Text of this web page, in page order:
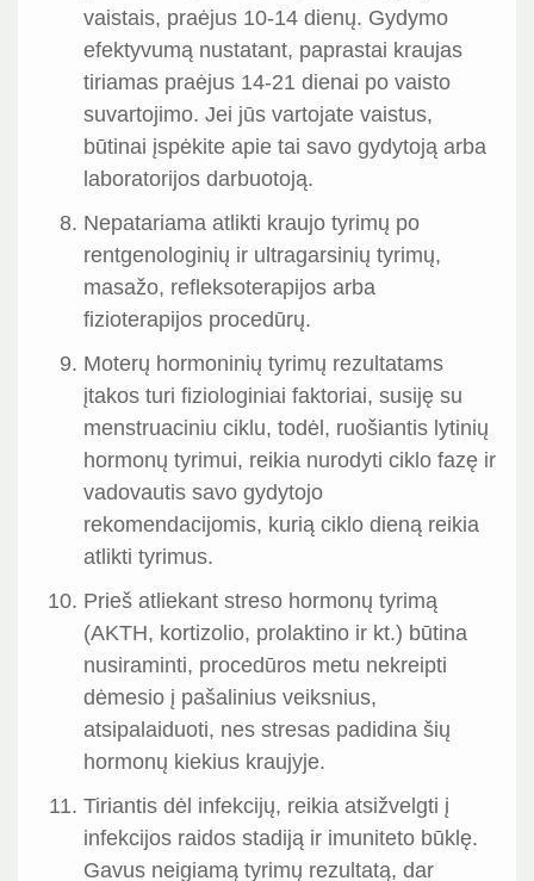
vaistais, praėjus 10-14 dienų. Gydymo
efektyvumą nustatant, paprastai kraujas
tiriamas praėjus 14-21 dienai po vaisto
suvartojimo. Jei jūs vartojate vaistus,
būtinai įspėkite apie tai savo gydytoją arba
laboratorijos darbuotoją.
Nepatariama atlikti kraujo tyrimų po
rentgenologinių ir ultragarsinių tyrimų,
masažo, refleksoterapijos arba
fizioterapijos procedūrų.
Moterų hormoninių tyrimų rezultatams
įtakos turi fiziologiniai faktoriai, susiję su
menstruaciniu ciklu, todėl, ruošiantis lytinių
hormonų tyrimui, reikia nurodyti ciklo fazę ir
vadovautis savo gydytojo
rekomendacijomis, kurią ciklo dieną reikia
atlikti tyrimus.
Prieš atliekant streso hormonų tyrimą
(AKTH, kortizolio, prolaktino ir kt.) būtina
nusiraminti, procedūros metu nekreipti
dėmesio į pašalinius veiksnius,
atsipalaiduoti, nes stresas padidina šių
hormonų kiekius kraujyje.
Tiriantis dėl infekcijų, reikia atsižvelgti į
infekcijos raidos stadiją ir imuniteto būklę.
Gavus neigiamą tyrimų rezultatą, dar